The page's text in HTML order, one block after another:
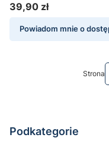
Cena
39,90 zł
Powiadom mnie o
Strona
Podkategorie